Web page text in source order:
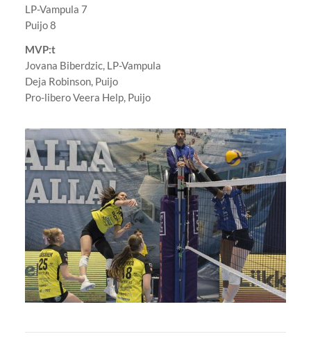
LP-Vampula 7
Puijo 8
MVP:t
Jovana Biberdzic, LP-Vampula
Deja Robinson, Puijo
Pro-libero Veera Help, Puijo